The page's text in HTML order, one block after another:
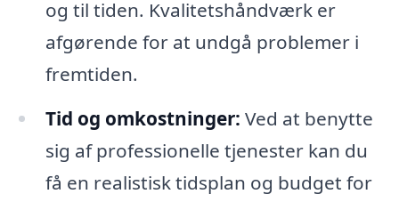
og til tiden. Kvalitetshåndværk er
afgørende for at undgå problemer i
fremtiden.
Tid og omkostninger: Ved at benytte
sig af professionelle tjenester kan du
få en realistisk tidsplan og budget for